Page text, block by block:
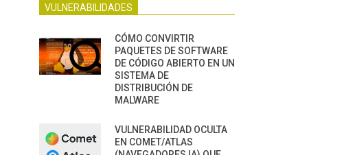
VULNERABILIDADES
CÓMO CONVIRTIR
PAQUETES DE SOFTWARE
DE CÓDIGO ABIERTO EN UN
SISTEMA DE
DISTRIBUCIÓN DE
MALWARE
VULNERABILIDAD OCULTA
EN COMET/ATLAS